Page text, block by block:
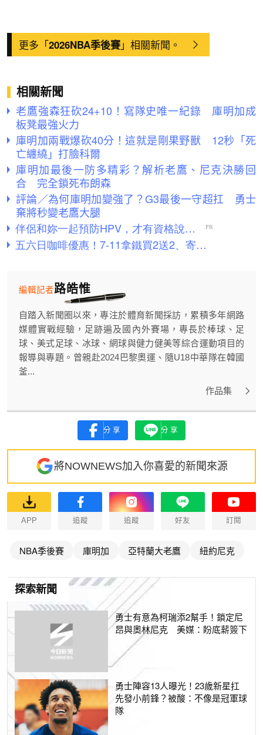
更多「2026NBA季後賽」相關新聞。
相關新聞
老鷹強森狂砍24+10！寫隊史唯一紀錄 庫明加成
板凳最強火力
庫明加兩戰爆砍40分！這就是剛果野獸 12秒「死
亡纏繞」打臉科爾
庫明加最後一防多精彩？解析老鷹、尼克決勝回
合 完全鎖死布朗森
評論／為何庫明加變強了？G3最後一守超扛 勇士
棄將秒變老鷹大腿
路皓惟
編輯記者
自踏入新聞圈以來，專注於體育新聞採訪，累積多年網路
媒體實戰經驗，足跡遍及國內外賽場，專長於棒球、足
球、美式足球、冰球、網球與健力健美等綜合運動項目的
報導與專題。曾親赴2024巴黎奧運、隨U18中華隊在韓國
釜...
作品集
分享 分享
將NOWNEWS加入你喜愛的新聞來源
APP 追蹤 追蹤 好友 訂閱
NBA季後賽 庫明加 亞特蘭大老鷹 紐約尼克
探索新聞
勇士有意為柯瑞添2幫手！鎖定尼
昂與奧林尼克 美媒：盼底薪簽下
勇士陣容13人曝光！23歲新星扛
先發小前鋒？被酸：不像是冠軍球
隊